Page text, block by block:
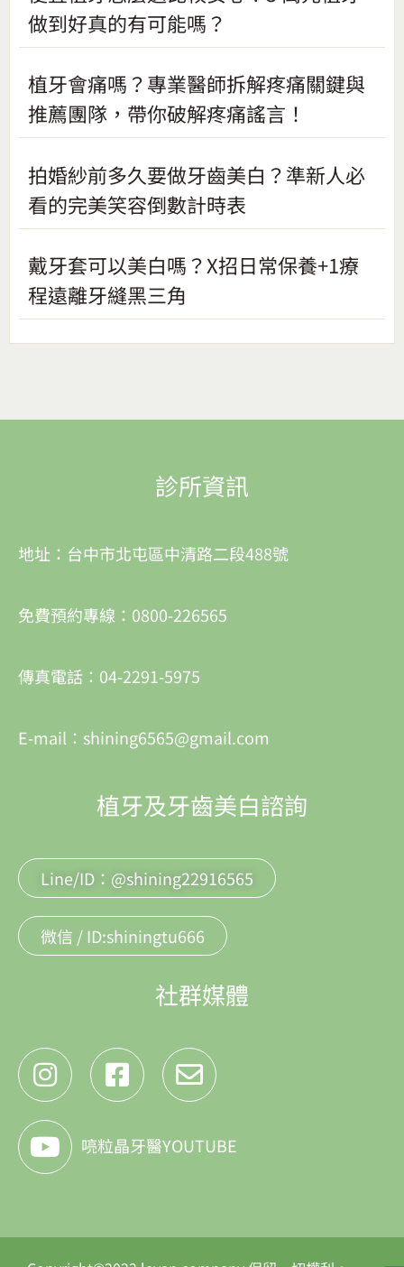
做到好真的有可能嗎？
植牙會痛嗎？專業醫師拆解疼痛關鍵與
推薦團隊，帶你破解疼痛謠言！
拍婚紗前多久要做牙齒美白？準新人必
看的完美笑容倒數計時表
戴牙套可以美白嗎？X招日常保養+1療
程遠離牙縫黑三角
診所資訊
地址：台中市北屯區中清路二段488號
免費預約專線：0800-226565
傳真電話：04-2291-5975
E-mail：shining6565@gmail.com
植牙及牙齒美白諮詢
Line/ID：@shining22916565
微信 / ID:shiningtu666
社群媒體
喨粒晶牙醫YOUTUBE